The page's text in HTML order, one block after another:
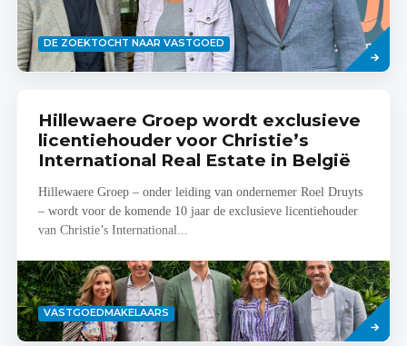
DE ZOEKTOCHT NAAR VASTGOED
Lees
meer
Hillewaere Groep wordt exclusieve
licentiehouder voor Christie’s
International Real Estate in België
Hillewaere Groep – onder leiding van ondernemer Roel Druyts
– wordt voor de komende 10 jaar de exclusieve licentiehouder
van Christie’s International...
VASTGOEDMAKELAARS
Lees
meer